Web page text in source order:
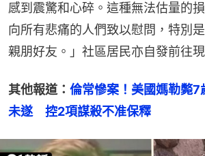
感到震驚和心碎。這種無法估量的
向所有悲痛的人們致以慰問，特別
親朋好友。」社區居民亦自發前往
其他報道： 倫常慘案！美國媽勒斃
未遂　控2項謀殺不准保釋